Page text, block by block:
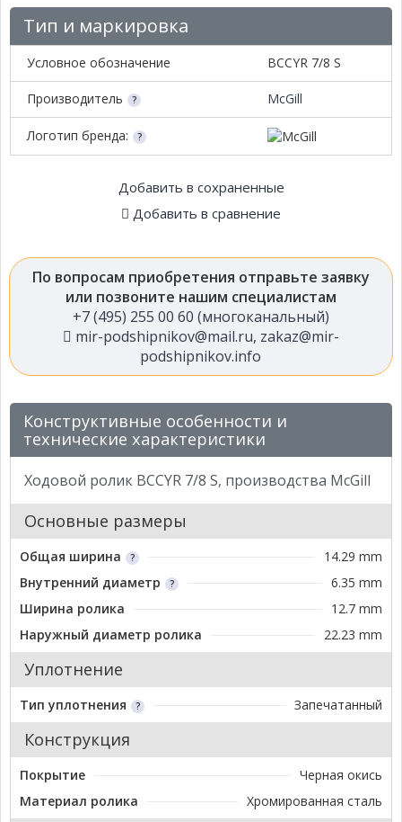
Тип и маркировка
Условное обозначение BCCYR 7/8 S
Производитель McGill
Логотип бренда:
Добавить в сохраненные
Добавить в сравнение
По вопросам приобретения отправьте заявку
или позвоните нашим специалистам
+7 (495) 255 00 60 (многоканальный)
mir-podshipnikov@mail.ru, zakaz@mir-
podshipnikov.info
Конструктивные особенности и
технические характеристики
Ходовой ролик BCCYR 7/8 S, производства McGill
Основные размеры
Общая ширина
14.29 mm
Внутренний диаметр
6.35 mm
Ширина ролика
12.7 mm
Наружный диаметр ролика
22.23 mm
Уплотнение
Тип уплотнения Запечатанный
Конструкция
Покрытие
Черная окись
Материал ролика
Хромированная сталь